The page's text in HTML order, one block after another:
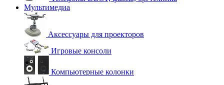
Мультимедиа
Аксессуары для проекторов
Игровые консоли
Компьютерные колонки